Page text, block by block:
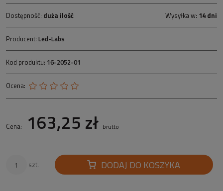
Dostępność: duża ilość Wysyłka w: 14 dni
Producent: Led-Labs
Kod produktu: 16-2052-01
Ocena:
Cena: 163,25 zł brutto
szt. DODAJ DO KOSZYKA